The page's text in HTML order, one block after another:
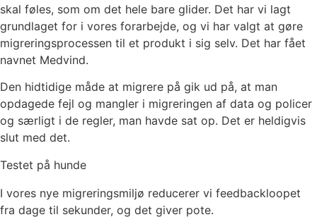
skal føles, som om det hele bare glider. Det har vi lagt
grundlaget for i vores forarbejde, og vi har valgt at gøre
migreringsprocessen til et produkt i sig selv. Det har fået
navnet Medvind.
Den hidtidige måde at migrere på gik ud på, at man
opdagede fejl og mangler i migreringen af data og policer
og særligt i de regler, man havde sat op. Det er heldigvis
slut med det.
Testet på hunde
I vores nye migreringsmiljø reducerer vi feedbackloopet
fra dage til sekunder, og det giver pote.